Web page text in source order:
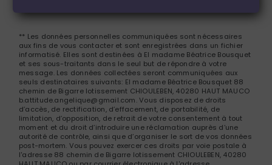
** Les données personnelles communiquées sont nécessaires
aux fins de vous contacter et sont enregistrées dans un fichier
informatisé. Elles sont destinées à El madame Béatrice Bousquet
et ses sous-traitants dans le seul but de répondre à votre
message. Les données collectées seront communiquées aux
seuls destinataires suivants: El madame Béatrice Bousquet 88
chemin de Bigarre lotissement CHIOULEBEN, 40280 HAUT MAUCO
b.attitude.angelique@gmail.com. Vous disposez de droits
d’accès, de rectification, d’effacement, de portabilité, de
limitation, d’opposition, de retrait de votre consentement à tout
moment et du droit d’introduire une réclamation auprès d’une
autorité de contrôle, ainsi que d’organiser le sort de vos données
post-mortem. Vous pouvez exercer ces droits par voie postale à
l'adresse 88 chemin de Bigarre lotissement CHIOULEBEN, 40280